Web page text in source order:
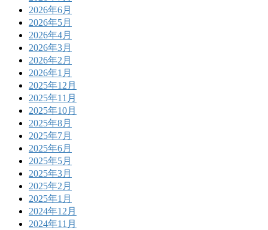
2026年6月
2026年5月
2026年4月
2026年3月
2026年2月
2026年1月
2025年12月
2025年11月
2025年10月
2025年8月
2025年7月
2025年6月
2025年5月
2025年3月
2025年2月
2025年1月
2024年12月
2024年11月